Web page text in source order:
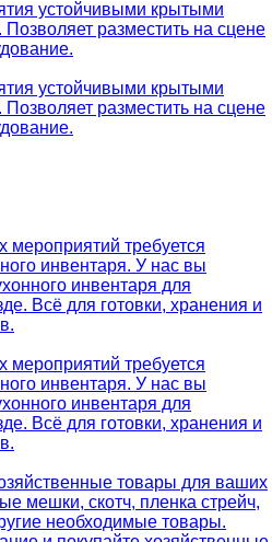
устойчивыми крытыми
разместить на сцене
устойчивыми крытыми
разместить на сцене
мероприятий требуется
инвентаря. У нас вы
инвентаря для
Всё для готовки, хранения и
мероприятий требуется
инвентаря. У нас вы
инвентаря для
Всё для готовки, хранения и
товары для ваших
мешки, скотч, пленка стрейч,
необходимые товары.